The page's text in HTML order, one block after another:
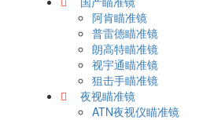
阿肯瞄准镜
普雷德瞄准镜
朗高特瞄准镜
视宇通瞄准镜
狙击手瞄准镜
夜视瞄准镜
ATN夜视仪瞄准镜